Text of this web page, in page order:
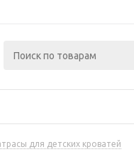
для детских кроватей